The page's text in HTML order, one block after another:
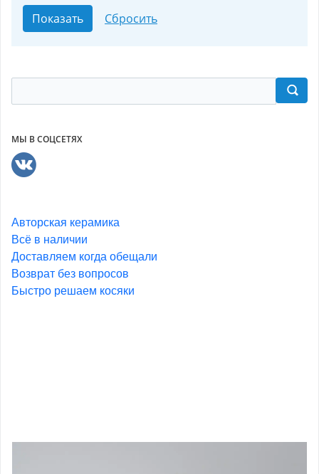
МЫ В СОЦСЕТЯХ
Авторская керамика
Всё в наличии
Доставляем когда обещали
Возврат без вопросов
Быстро решаем косяки